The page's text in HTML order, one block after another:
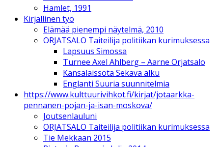
Hamlet, 1991
Kirjallinen työ
Elämää pienempi näytelmä, 2010
ORJATSALO Taiteilija politiikan kurimuksessa
Lapsuus Simossa
Turnee Axel Ahlberg – Aarne Orjatsalo
Kansalaissota Sekava alku
Englanti Suuria suunnitelmia
https://www.kulttuurivihkot.fi/kirjat/jotaarkka-
pennanen-pojan-ja-isan-moskova/
Joutsenlauluni
ORJATSALO Taiteilija politiikan kurimuksessa
Tie Mekkaan 2015